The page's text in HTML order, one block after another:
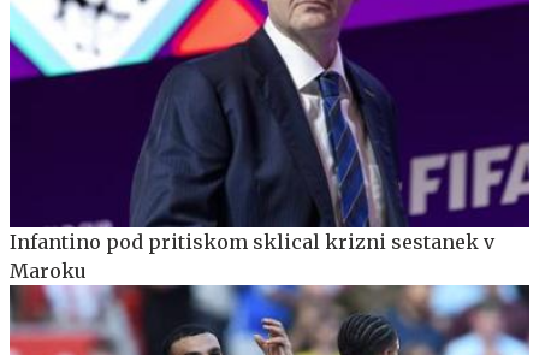
Infantino pod pritiskom sklical krizni sestanek v
Maroku